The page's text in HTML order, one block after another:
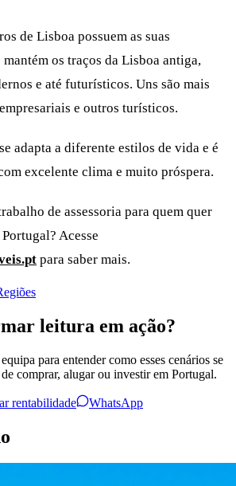
de Lisboa possuem as suas
os traços da Lisboa antiga,
e até futurísticos. Uns são mais
e outros turísticos.
adapta a diferente estilos de vida e é
excelente clima e muito próspera.
de assessoria para quem quer
Acesse
para saber mais.
leitura em ação?
para entender como esses cenários se
comprar, alugar ou investir em Portugal.
rentabilidade WhatsApp